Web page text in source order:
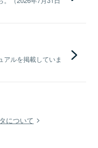
アルを掲載していま
について